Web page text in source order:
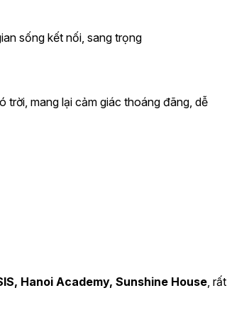
sống kết nối, sang trọng
mang lại cảm giác thoáng đãng, dễ
Hanoi Academy, Sunshine House, rất